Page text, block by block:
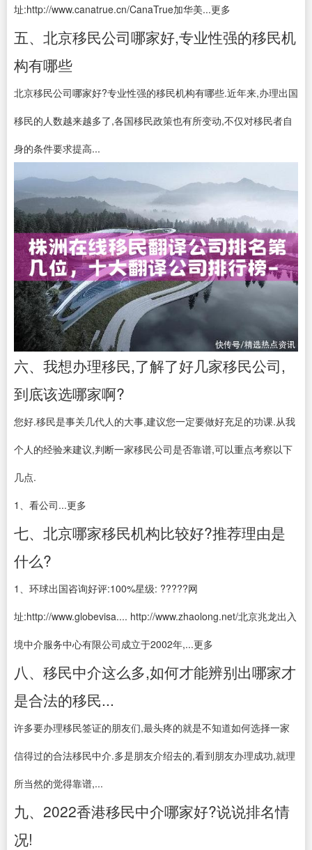
址:http://www.canatrue.cn/CanaTrue加华美...更多
五、北京移民公司哪家好,专业性强的移民机
构有哪些
北京移民公司哪家好?专业性强的移民机构有哪些.近年来,办理出国
移民的人数越来越多了,各国移民政策也有所变动,不仅对移民者自
身的条件要求提高...
六、我想办理移民,了解了好几家移民公司,
到底该选哪家啊?
您好.移民是事关几代人的大事,建议您一定要做好充足的功课.从我
个人的经验来建议,判断一家移民公司是否靠谱,可以重点考察以下
几点.
1、看公司...更多
七、北京哪家移民机构比较好?推荐理由是
什么?
1、环球出国咨询好评:100%星级: ?????网
址:http://www.globevisa.... http://www.zhaolong.net/北京兆龙出入
境中介服务中心有限公司成立于2002年,...更多
八、移民中介这么多,如何才能辨别出哪家才
是合法的移民...
许多要办理移民签证的朋友们,最头疼的就是不知道如何选择一家
信得过的合法移民中介.多是朋友介绍去的,看到朋友办理成功,就理
所当然的觉得靠谱,...
九、2022香港移民中介哪家好?说说排名情
况!